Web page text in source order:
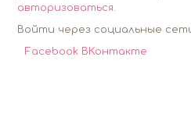
авторизоваться.
Войти через социальные
Facebook ВКонтакте